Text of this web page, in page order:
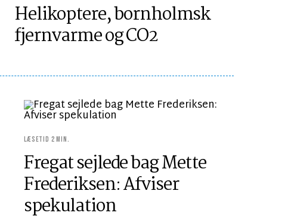
Helikoptere, bornholmsk
fjernvarme og CO2
LÆSETID 2 MIN.
Fregat sejlede bag Mette
Frederiksen: Afviser
spekulation